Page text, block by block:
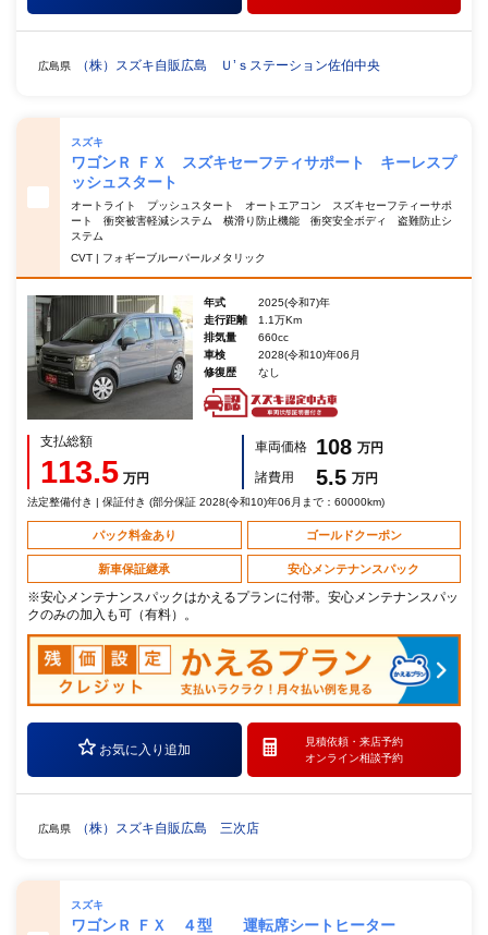
広島県 （株）スズキ自販広島 Ｕ’ｓステーション佐伯中央
スズキ
ワゴンＲ ＦＸ スズキセーフティサポート キーレスプ
ッシュスタート
オートライト プッシュスタート オートエアコン スズキセーフティーサポ
ート 衝突被害軽減システム 横滑り防止機能 衝突安全ボディ 盗難防止シ
ステム
CVT | フォギーブルーパールメタリック
年式
2025(令和7)年
走行距離
1.1万Km
排気量
660cc
車検
2028(令和10)年06月
修復歴
なし
支払総額
113.5 万円
車両価格 108 万円
諸費用
5.5 万円
法定整備付き | 保証付き (部分保証 2028(令和10)年06月まで：60000km)
パック料金あり ゴールドクーポン
新車保証継承 安心メンテナンスパック
※安心メンテナンスパックはかえるプランに付帯。安心メンテナンスパッ
クのみの加入も可（有料）。
お気に入り追加
見積依頼・ 来店予約
オンライン相談予約
広島県 （株）スズキ自販広島 三次店
スズキ
ワゴンＲ ＦＸ ４型 運転席シートヒーター